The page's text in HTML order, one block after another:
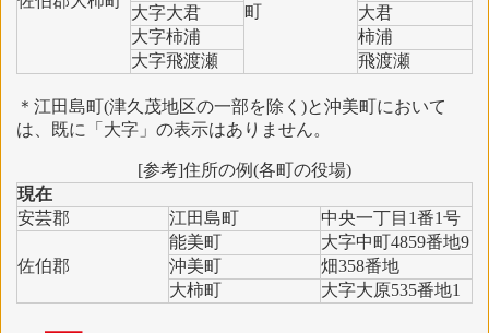
町
大字大君
大君
大字柿浦
柿浦
大字飛渡瀬
飛渡瀬
＊江田島町(津久茂地区の一部を除く)と沖美町において
は、既に「大字」の表示はありません。
[参考]住所の例(各町の役場)
現在
安芸郡
江田島町 中央一丁目1番1号
佐伯郡
能美町
大字中町4859番地9
沖美町
畑358番地
大柿町
大字大原535番地1